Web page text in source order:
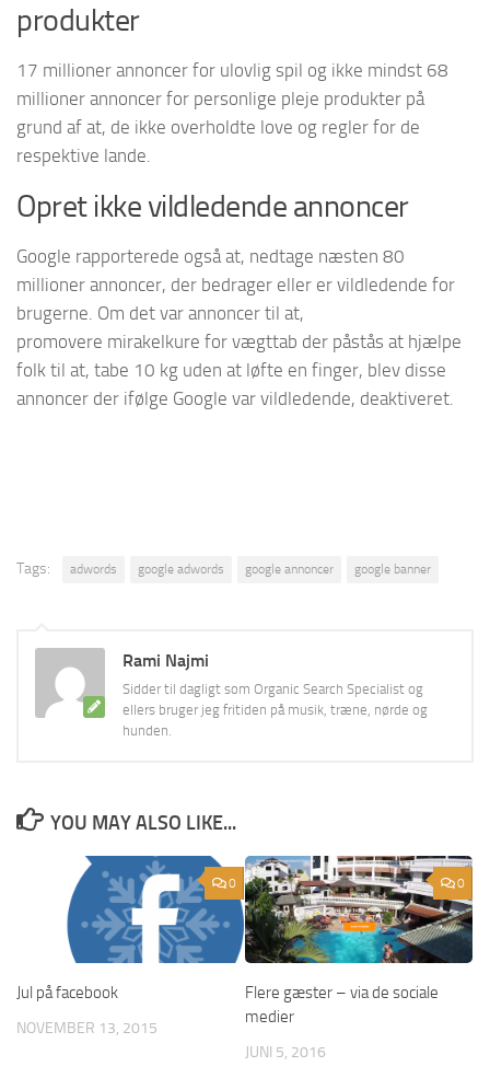
produkter
17 millioner annoncer for ulovlig spil og ikke mindst 68
millioner annoncer for personlige pleje produkter på
grund af at, de ikke overholdte love og regler for de
respektive lande.
Opret ikke vildledende annoncer
Google rapporterede også at, nedtage næsten 80
millioner annoncer, der bedrager eller er vildledende for
brugerne. Om det var annoncer til at,
promovere mirakelkure for vægttab der påstås at hjælpe
folk til at, tabe 10 kg uden at løfte en finger, blev disse
annoncer der ifølge Google var vildledende, deaktiveret.
Tags: adwords google adwords google annoncer google banner
Rami Najmi
Sidder til dagligt som Organic Search Specialist og
ellers bruger jeg fritiden på musik, træne, nørde og
hunden.
YOU MAY ALSO LIKE...
0
Jul på facebook
NOVEMBER 13, 2015
0
Flere gæster – via de sociale
medier
JUNI 5, 2016